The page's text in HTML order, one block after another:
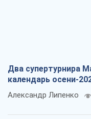
Два супертурнира
календарь осени-
Александр Липенко